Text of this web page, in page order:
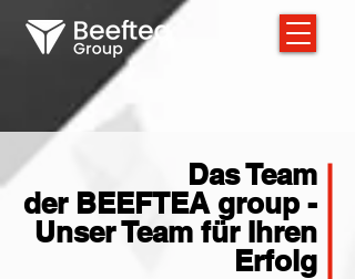
Das Team
der BEEFTEA group -
Unser Team für Ihren
Erfolg